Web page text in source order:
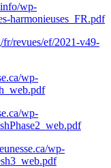
wp-
harmonieuses_FR.pdf
revues/ef/2021-v49-
wp-
wp-
wp-